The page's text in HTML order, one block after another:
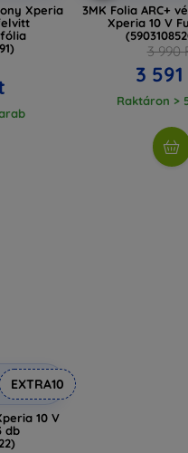
Xperia
3MK Folia ARC+
Xperia 10 V
3 990
3
Raktáron >
EXTRA10
10 V
db